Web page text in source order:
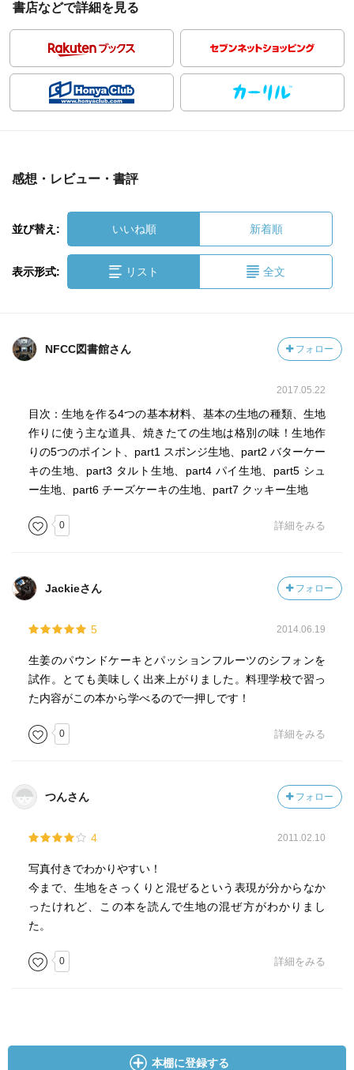
書店などで詳細を見る
感想・レビュー・書評
並び替え: いいね順 新着順
表示形式: リスト 全文
NFCC図書館さん フォロー
2017.05.22
目次：生地を作る4つの基本材料、基本の生地の種類、生地
作りに使う主な道具、焼きたての生地は格別の味！生地作
りの5つのポイント、part1 スポンジ生地、part2 バターケー
キの生地、part3 タルト生地、part4 パイ生地、part5 シュ
ー生地、part6 チーズケーキの生地、part7 クッキー生地
0 詳細をみる
Jackieさん フォロー
5 2014.06.19
生姜のパウンドケーキとパッションフルーツのシフォンを
試作。とても美味しく出来上がりました。料理学校で習っ
た内容がこの本から学べるので一押しです！
0 詳細をみる
つんさん フォロー
4 2011.02.10
写真付きでわかりやすい！
今まで、生地をさっくりと混ぜるという表現が分からなか
ったけれど、この本を読んで生地の混ぜ方がわかりまし
た。
0 詳細をみる
本棚に登録する